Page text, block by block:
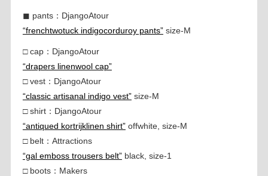
◼︎ pants：DjangoAtour
“frenchtwotuck indigocorduroy pants”size-M
□ cap：DjangoAtour
“drapers linenwool cap”
□ vest：DjangoAtour
“classic artisanal indigo vest”size-M
□ shirt：DjangoAtour
“antiqued kortrijklinen shirt”offwhite, size-M
□ belt：Attractions
“gal emboss trousers belt”black, size-1
□ boots：Makers